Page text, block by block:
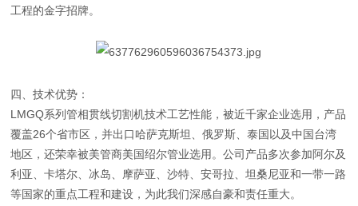
工程的金字招牌。
四、技术优势：
LMGQ系列管相贯线切割机技术工艺性能，被近千家企业选用，产品
覆盖26个省市区，并出口哈萨克斯坦、俄罗斯、泰国以及中国台湾
地区，还荣幸被美管商美国绍尔管业选用。公司产品多次参加阿尔及
利亚、卡塔尔、冰岛、摩萨亚、沙特、安哥拉、坦桑尼亚和一带一路
等国家的重点工程和建设，为此我们深感自豪和责任重大。